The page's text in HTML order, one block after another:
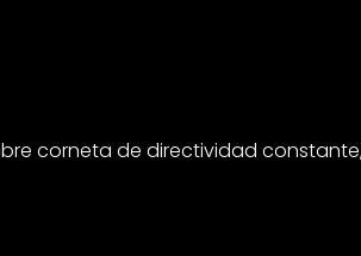
corneta de directividad